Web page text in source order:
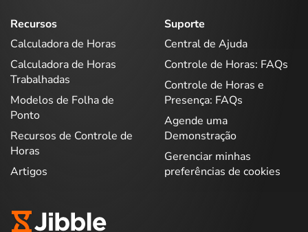
Recursos
Calculadora de Horas
Calculadora de Horas
Trabalhadas
Modelos de Folha de
Ponto
Recursos de Controle de
Horas
Artigos
Suporte
Central de Ajuda
Controle de Horas: FAQs
Controle de Horas e
Presença: FAQs
Agende uma
Demonstração
Gerenciar minhas
preferências de cookies